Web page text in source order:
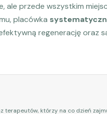
ale przede wszystkim
placówka
regenerację oraz
którzy na co dzień